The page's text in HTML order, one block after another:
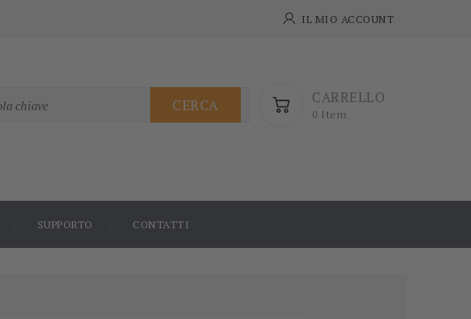
IL MIO ACCOUNT
CARRELLO
0 Item
CERCA
SUPPORTO CONTATTI